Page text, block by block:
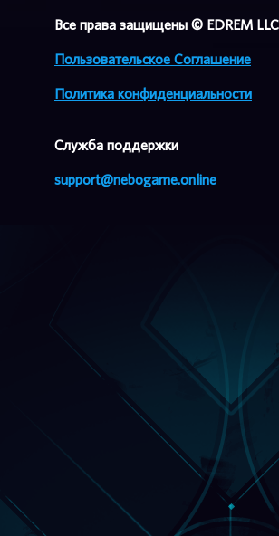
Все права защищены © EDREM
Пользовательское Соглашение
Политика конфиденциальности
Cлужба поддержки
support@nebogame.online